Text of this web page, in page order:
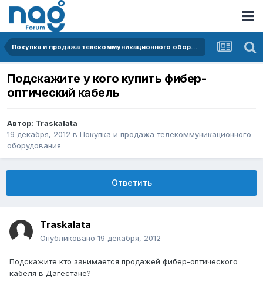
Покупка и продажа телекоммуникационного оборудования
Подскажите у кого купить фибер-
оптический кабель
Автор: Traskalata
19 декабря, 2012 в Покупка и продажа телекоммуникационного
оборудования
Ответить
Traskalata
Опубликовано 19 декабря, 2012
Подскажите кто занимается продажей фибер-оптического
кабеля в Дагестане?